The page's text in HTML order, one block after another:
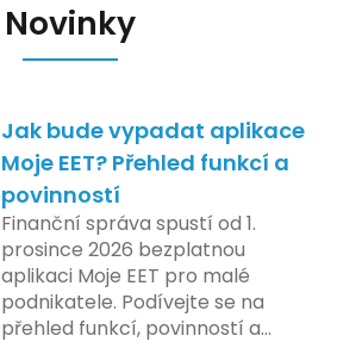
Novinky
Jak bude vypadat aplikace
Moje EET? Přehled funkcí a
povinností
Finanční správa spustí od 1.
prosince 2026 bezplatnou
aplikaci Moje EET pro malé
podnikatele. Podívejte se na
přehled funkcí, povinností a